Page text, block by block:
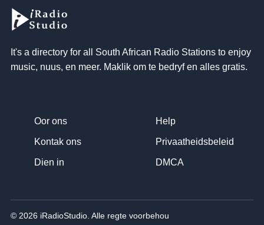
It's a directory for all South African Radio Stations to enjoy
music, nuus, en meer. Maklik om te bedryf en alles gratis.
Oor ons
Kontak ons
Dien in
Help
Privaatheidsbeleid
DMCA
© 2026 iRadioStudio. Alle regte voorbehou